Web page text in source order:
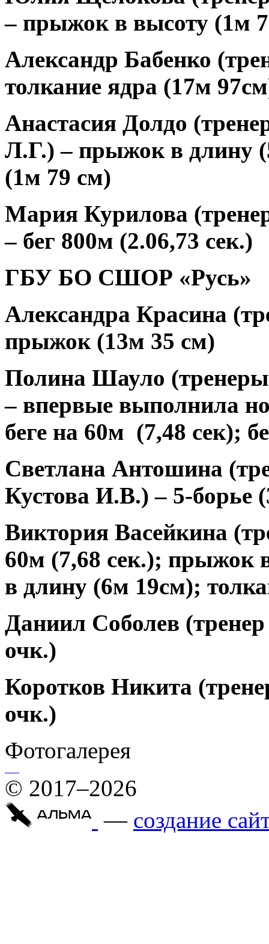
– прыжок в высоту (1м
Александр Бабенко
толкание ядра (17м
Анастасия Долдо
Л.Г.) – прыжок в длину
(1м 79 см)
Мария Курилова
– бег 800м (2.06,73 сек.)
ГБУ БО СШОР «Русь»
Александра Красина
прыжок (13м 35 см)
Полина Шауло
– впервые выполнила
беге на 60м (7,48 сек);
Светлана Антошина
Кустова И.В.) – 5-борье
Виктория Васейкина
60м (7,68 сек.); прыжок
в длину (6м 19см);
Даниил Соболев
очк.)
Коротков Никита
очк.)
Фотогалерея
© 2017–2026
— cоздание